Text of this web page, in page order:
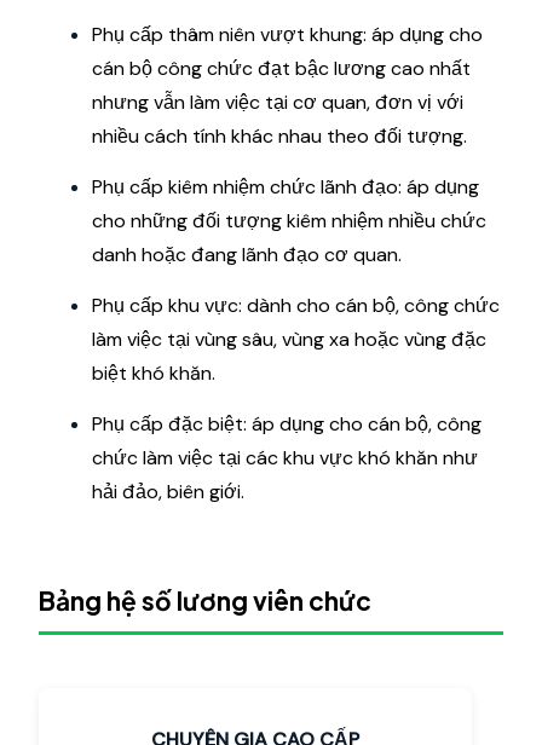
Phụ cấp thâm niên vượt khung: áp dụng cho
cán bộ công chức đạt bậc lương cao nhất
nhưng vẫn làm việc tại cơ quan, đơn vị với
nhiều cách tính khác nhau theo đối tượng.
Phụ cấp kiêm nhiệm chức lãnh đạo: áp dụng
cho những đối tượng kiêm nhiệm nhiều chức
danh hoặc đang lãnh đạo cơ quan.
Phụ cấp khu vực: dành cho cán bộ, công chức
làm việc tại vùng sâu, vùng xa hoặc vùng đặc
biệt khó khăn.
Phụ cấp đặc biệt: áp dụng cho cán bộ, công
chức làm việc tại các khu vực khó khăn như
hải đảo, biên giới.
Bảng hệ số lương viên chức
CHUYÊN GIA CAO CẤP